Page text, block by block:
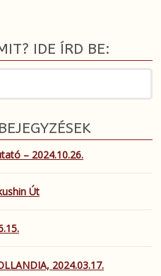
IDE ÍRD BE:
– 2024.10.26.
Út
2024.03.17.